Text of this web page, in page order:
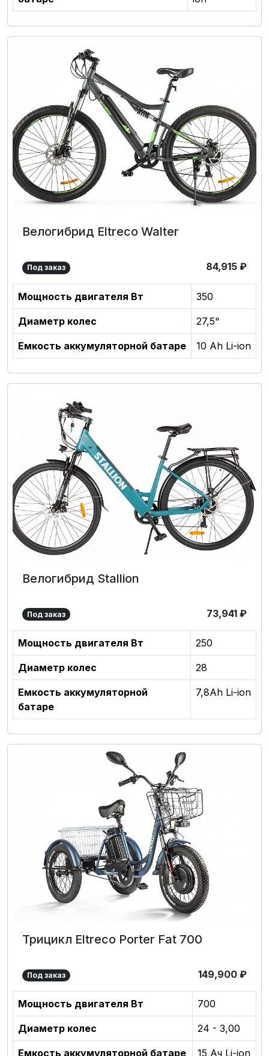
Велогибрид Eltreco Walter
Под заказ 84,915 ₽
Мощность двигателя Вт 350
Диаметр колес 27,5"
Емкость аккумуляторной батаре 10 Ah Li-ion
Велогибрид Stallion
Под заказ 73,941 ₽
Мощность двигателя Вт 250
Диаметр колес 28
Емкость аккумуляторной
батаре
7,8Ah Li-ion
Трицикл Eltreco Porter Fat 700
Под заказ 149,900 ₽
Мощность двигателя Вт 700
Диаметр колес 24 - 3,00
Емкость аккумуляторной батаре 15 Ач Li-ion